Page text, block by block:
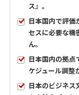
ス』。
日本国内で評価
セスに必要な機
ん。
日本国内の拠点
ケジュール調整
日本のビジネス